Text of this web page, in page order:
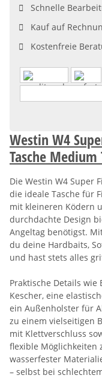
Schnelle
Kauf auf
Kostenfreie
Westin W4
Tasche
Die Westin W4 Super
die ideale Tasche für
mit kleineren Ködern
durchdachte Design
Angeltag benötigst.
du deine Hardbaits,
und hast stets alles
Praktische Details
Kescher, eine
ein Außenholster für
zu einem vielseitigen
mit Klettverschluss
flexible Möglichkeiten
wasserfester
– selbst bei